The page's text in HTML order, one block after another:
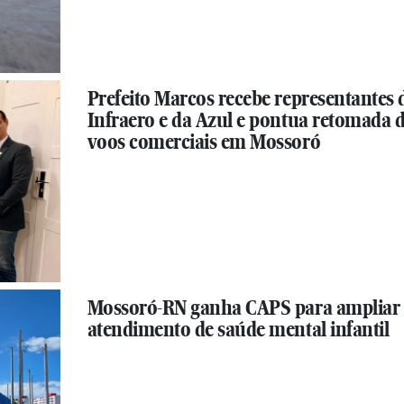
Prefeito Marcos recebe representantes
Infraero e da Azul e pontua retomada
voos comerciais em Mossoró
Mossoró-RN ganha CAPS para ampliar
atendimento de saúde mental infantil